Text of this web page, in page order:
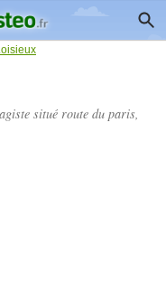
situé route du paris,